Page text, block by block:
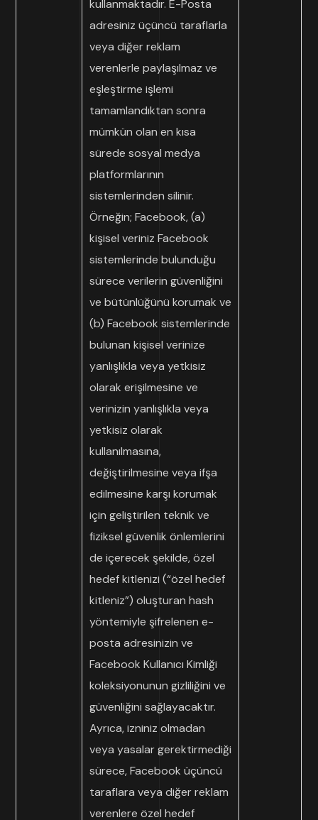
kullanmaktadır. E-Posta
adresiniz üçüncü taraflarla
veya diğer reklam
verenlerle paylaşılmaz ve
eşleştirme işlemi
tamamlandıktan sonra
mümkün olan en kısa
sürede sosyal medya
platformlarının
sistemlerinden silinir.
Örneğin; Facebook, (a)
kişisel veriniz Facebook
sistemlerinde bulunduğu
sürece verilerin güvenliğini
ve bütünlüğünü korumak ve
(b) Facebook sistemlerinde
bulunan kişisel verinize
yanlışlıkla veya yetkisiz
olarak erişilmesine ve
verinizin yanlışlıkla veya
yetkisiz olarak
kullanılmasına,
değiştirilmesine veya ifşa
edilmesine karşı korumak
için geliştirilen teknik ve
fiziksel güvenlik önlemlerini
de içerecek şekilde, özel
hedef kitlenizi (“özel hedef
kitleniz”) oluşturan hash
yöntemiyle şifrelenen e-
posta adresinizin ve
Facebook Kullanıcı Kimliği
koleksiyonunun gizliliğini ve
güvenliğini sağlayacaktır.
Ayrıca, izniniz olmadan
veya yasalar gerektirmediği
sürece, Facebook üçüncü
taraflara veya diğer reklam
verenlere özel hedef